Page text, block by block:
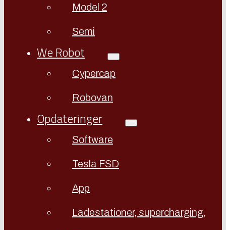
Model 2
Semi
We Robot
Cypercap
Robovan
Opdateringer
Software
Tesla FSD
App
Ladestationer, supercharging,